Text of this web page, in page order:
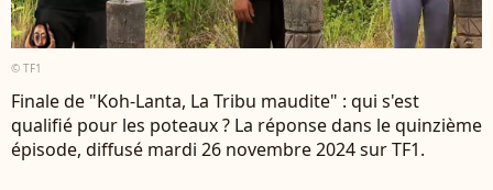
© TF1
Finale de "Koh-Lanta, La Tribu maudite" : qui s'est
qualifié pour les poteaux ? La réponse dans le quinzième
épisode, diffusé mardi 26 novembre 2024 sur TF1.